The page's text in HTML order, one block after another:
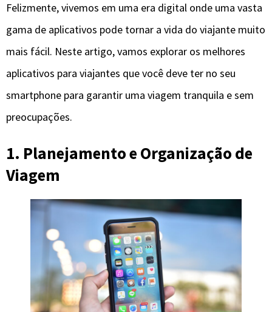
Felizmente, vivemos em uma era digital onde uma vasta
gama de aplicativos pode tornar a vida do viajante muito
mais fácil. Neste artigo, vamos explorar os melhores
aplicativos para viajantes que você deve ter no seu
smartphone para garantir uma viagem tranquila e sem
preocupações.
1. Planejamento e Organização de
Viagem